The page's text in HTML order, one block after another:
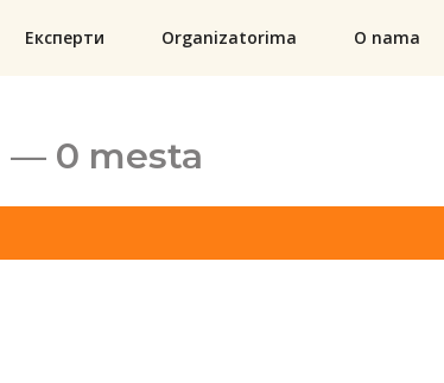
Експерти Organizatorima O nama
— 0 mesta